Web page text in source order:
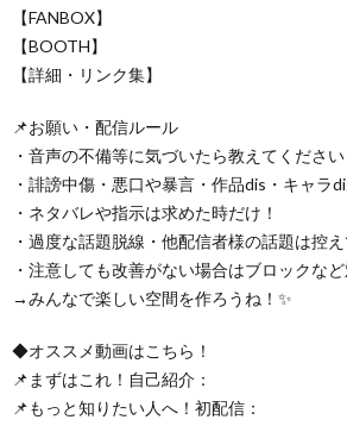
【FANBOX】
【BOOTH】
【詳細・リンク集】
📌お願い・配信ルール
・音声の不備等に気づいたら教えてください
・誹謗中傷・悪口や暴言・作品dis・キャラ
・ネタバレや指示は求めた時だけ！
・過度な話題脱線・他配信者様の話題は控
・注意しても改善がない場合はブロックな
→みんなで楽しい空間を作ろうね！✨
◆オススメ動画はこちら！
📌まずはこれ！自己紹介：
📌もっと知りたい人へ！初配信：